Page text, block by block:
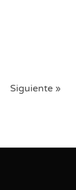
Siguiente »